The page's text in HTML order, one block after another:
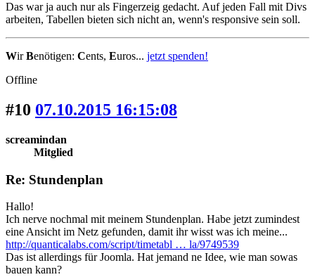
Das war ja auch nur als Fingerzeig gedacht. Auf jeden Fall mit Divs
arbeiten, Tabellen bieten sich nicht an, wenn's responsive sein soll.
WirBenötigen: Cents, Euros... jetzt spenden!
Offline
#10 07.10.2015 16:15:08
screamindan
Mitglied
Re: Stundenplan
Hallo!
Ich nerve nochmal mit meinem Stundenplan. Habe jetzt zumindest
eine Ansicht im Netz gefunden, damit ihr wisst was ich meine...
http://quanticalabs.com/script/timetabl … la/9749539
Das ist allerdings für Joomla. Hat jemand ne Idee, wie man sowas
bauen kann?